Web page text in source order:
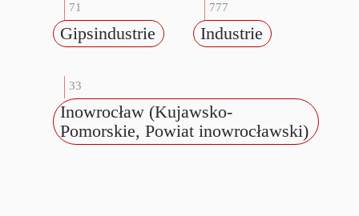
71
Gipsindustrie
777
Industrie
33
Inowrocław (Kujawsko-
Pomorskie, Powiat inowrocławski)